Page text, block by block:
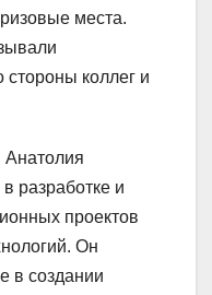
места.
коллег и
Анатолия
разработке и
проектов
Он
в создании